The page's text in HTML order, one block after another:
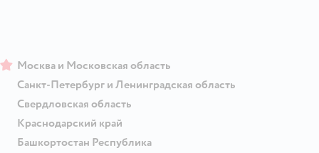
Москва и Московская область
Санкт-Петербург и Ленинградская область
Свердловская область
Краснодарский край
Башкортостан Республика